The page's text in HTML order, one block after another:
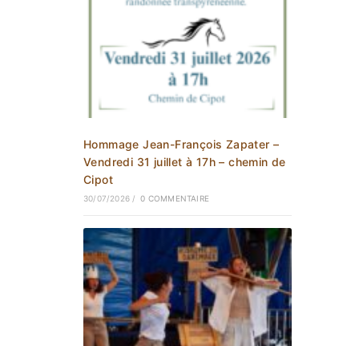
Hommage Jean-François Zapater –
Vendredi 31 juillet à 17h – chemin de
Cipot
30/07/2026 / 0 COMMENTAIRE